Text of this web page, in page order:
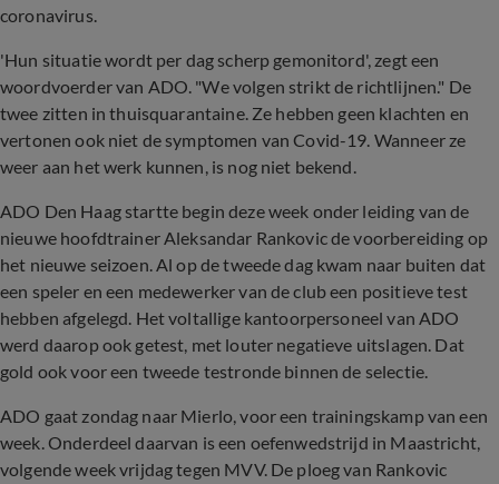
coronavirus.
'Hun situatie wordt per dag scherp gemonitord', zegt een
woordvoerder van ADO. "We volgen strikt de richtlijnen." De
twee zitten in thuisquarantaine. Ze hebben geen klachten en
vertonen ook niet de symptomen van Covid-19. Wanneer ze
weer aan het werk kunnen, is nog niet bekend.
ADO Den Haag startte begin deze week onder leiding van de
nieuwe hoofdtrainer Aleksandar Rankovic de voorbereiding op
het nieuwe seizoen. Al op de tweede dag kwam naar buiten dat
een speler en een medewerker van de club een positieve test
hebben afgelegd. Het voltallige kantoorpersoneel van ADO
werd daarop ook getest, met louter negatieve uitslagen. Dat
gold ook voor een tweede testronde binnen de selectie.
ADO gaat zondag naar Mierlo, voor een trainingskamp van een
week. Onderdeel daarvan is een oefenwedstrijd in Maastricht,
volgende week vrijdag tegen MVV. De ploeg van Rankovic